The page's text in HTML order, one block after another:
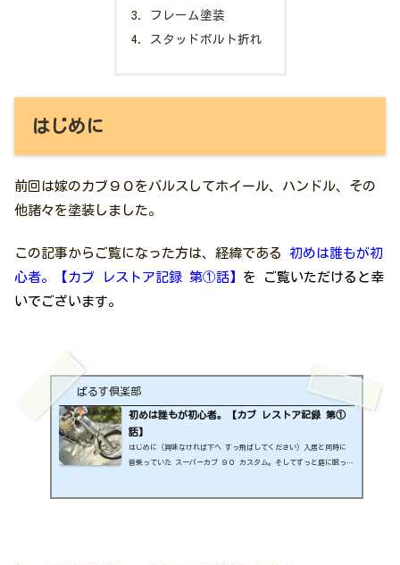
フレーム塗装
スタッドボルト折れ
はじめに
前回は嫁のカブ９０をバルスしてホイール、ハンドル、その
他諸々を塗装しました。
この記事からご覧になった方は、経緯である 初めは誰もが初
心者。【カブ レストア記録 第①話】 を ご覧いただけると幸
いでございます。
ばるす倶楽部
初めは誰もが初心者。【カブ レストア記録 第①
話】
はじめに（興味なければ下へ すっ飛ばしてください）入居と同時に
昔乗っていた スーパーカブ ９０ カスタム。そしてずっと庭に眠って